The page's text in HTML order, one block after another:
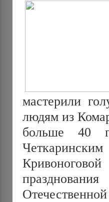
мастерили
людям из
больше 40